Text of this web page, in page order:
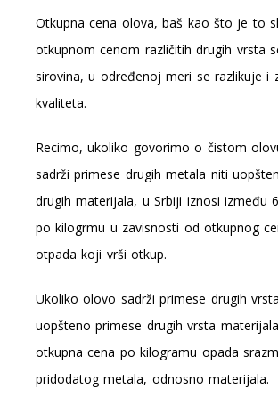
Otkupna cena olova, baš kao što je to
otkupnom cenom različitih drugih vrsta
sirovina, u određenoj meri se razlikuje i
kvaliteta.
Recimo, ukoliko govorimo o čistom
sadrži primese drugih metala niti
drugih materijala, u Srbiji iznosi između
po kilogrmu u zavisnosti od otkupnog
otpada koji vrši otkup.
Ukoliko olovo sadrži primese drugih
uopšteno primese drugih vrsta
otkupna cena po kilogramu opada
pridodatog metala, odnosno materijala.